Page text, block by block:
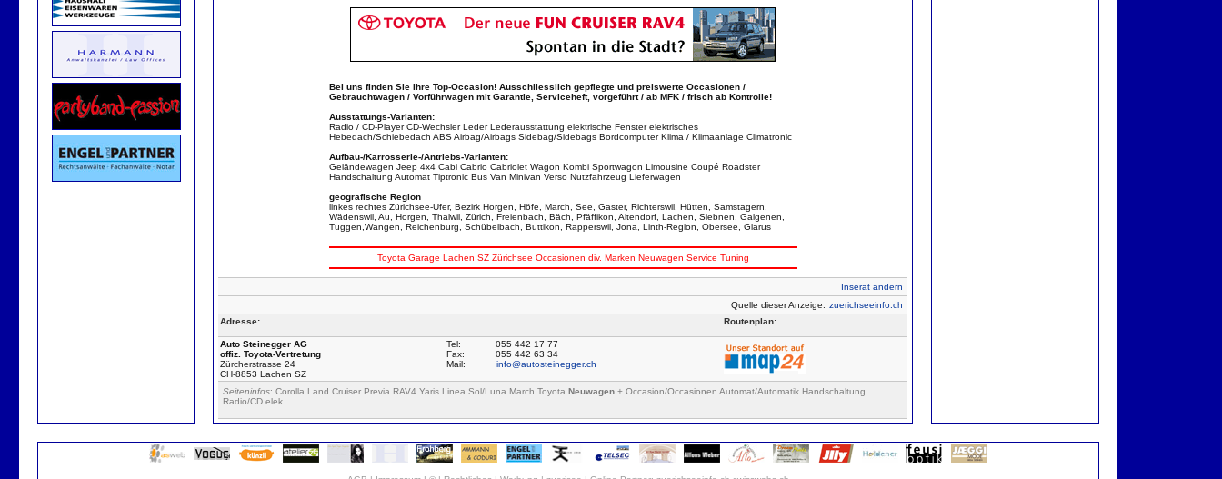
Bei uns finden Sie Ihre Top-Occasion! Ausschliesslich gepflegte und preiswerte Occasionen /
Gebrauchtwagen / Vorführwagen mit Garantie, Serviceheft, vorgeführt / ab MFK / frisch ab Kontrolle!
Ausstattungs-Varianten:
Radio / CD-Player CD-Wechsler Leder Lederausstattung elektrische Fenster elektrisches
Hebedach/Schiebedach ABS Airbag/Airbags Sidebag/Sidebags Bordcomputer Klima / Klimaanlage Climatronic
Aufbau-/Karrosserie-/Antriebs-Varianten:
Geländewagen Jeep 4x4 Cabi Cabrio Cabriolet Wagon Kombi Sportwagon Limousine Coupé Roadster
Handschaltung Automat Tiptronic Bus Van Minivan Verso Nutzfahrzeug Lieferwagen
geografische Region
linkes rechtes Zürichsee-Ufer, Bezirk Horgen, Höfe, March, See, Gaster, Richterswil, Hütten, Samstagern,
Wädenswil, Au, Horgen, Thalwil, Zürich, Freienbach, Bäch, Pfäffikon, Altendorf, Lachen, Siebnen, Galgenen,
Tuggen,Wangen, Reichenburg, Schübelbach, Buttikon, Rapperswil, Jona, Linth-Region, Obersee, Glarus
Toyota Garage Lachen SZ Zürichsee Occasionen div. Marken Neuwagen Service Tuning
Inserat ändern
Quelle dieser Anzeige: zuerichseeinfo.ch
Adresse:
Routenplan:
Auto Steinegger AG
offiz. Toyota-Vertretung
Zürcherstrasse 24
CH-8853 Lachen SZ
Tel:
Fax:
Mail:
055 442 17 77
055 442 63 34
info@autosteinegger.ch
Seiteninfos: Corolla Land Cruiser Previa RAV4 Yaris Linea Sol/Luna March Toyota Neuwagen + Occasion/Occasionen Automat/Automatik Handschaltung
Radio/CD elek